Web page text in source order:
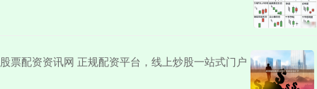
股票配资资讯网 正规配资平台，线上炒股一站式门户